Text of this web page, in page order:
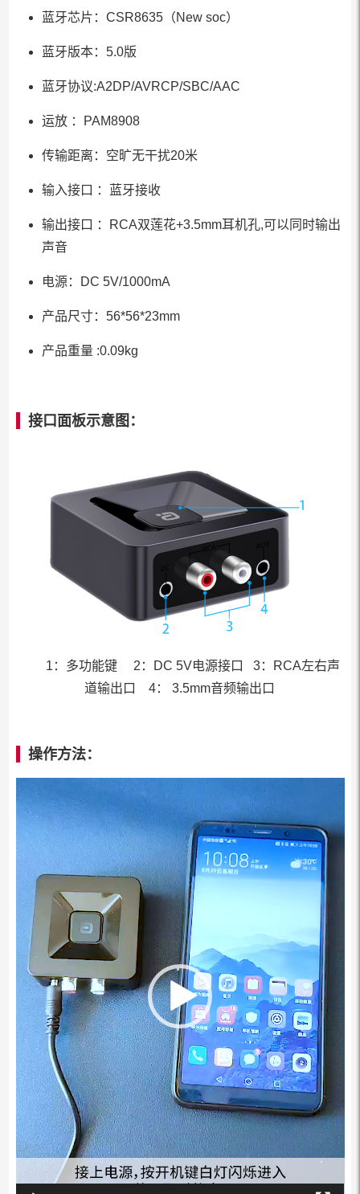
蓝牙芯片：CSR8635（New soc）
蓝牙版本：5.0版
蓝牙协议:A2DP/AVRCP/SBC/AAC
运放 ：PAM8908
传输距离：空旷无干扰20米
输入接口 ：蓝牙接收
输出接口 ：RCA双莲花+3.5mm耳机孔,可以同时输出
声音
电源：DC 5V/1000mA
产品尺寸：56*56*23mm
产品重量 :0.09kg
接口面板示意图：
1：多功能键 2：DC 5V电源接口 3：RCA左右声
道输出口 4： 3.5mm音频输出口
操作方法：
视
频
放